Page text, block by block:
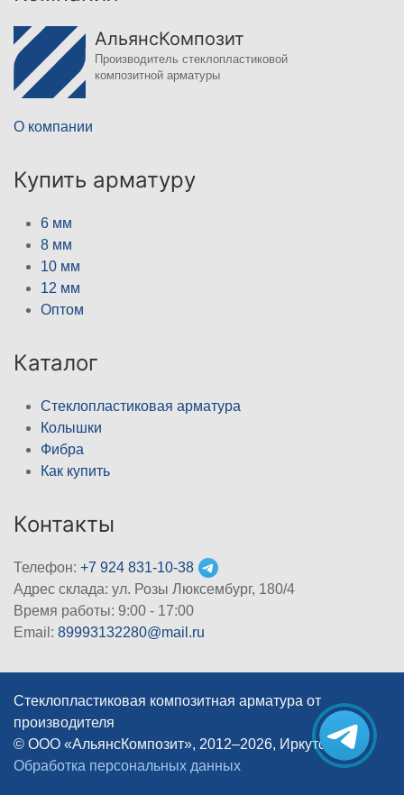
АльянсКомпозит
Производитель стеклопластиковой
композитной арматуры
О компании
Купить арматуру
6 мм
8 мм
10 мм
12 мм
Оптом
Каталог
Стеклопластиковая арматура
Колышки
Фибра
Как купить
Контакты
Телефон: +7 924 831-10-38
Адрес склада: ул. Розы Люксембург, 180/4
Время работы: 9:00 - 17:00
Email: 89993132280@mail.ru
Стеклопластиковая композитная арматура от
производителя
© ООО «АльянсКомпозит», 2012–2026, Иркутск |
Обработка персональных данных